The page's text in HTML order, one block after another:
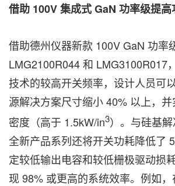
借助 100V集成式GaN 功率级提
借助德州仪器新款 100V GaN 功率
LMG2100R044 和 LMG3100R017
技术的较高开关频率，设计人员可
源解决方案尺寸缩小 40% 以上，
密度（高于 1.5kW/in3）。与硅基
全新产品系列还将开关功耗降低了
定较低输出电容和较低栅极驱动损
现 98% 或更高的系统效率。例如